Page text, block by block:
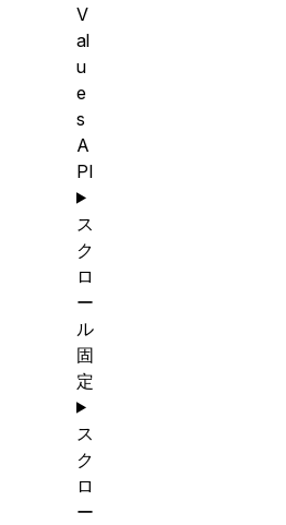
V
al
u
e
s
A
PI
ス
ク
ロ
ー
ル
固
定
ス
ク
ロ
ー